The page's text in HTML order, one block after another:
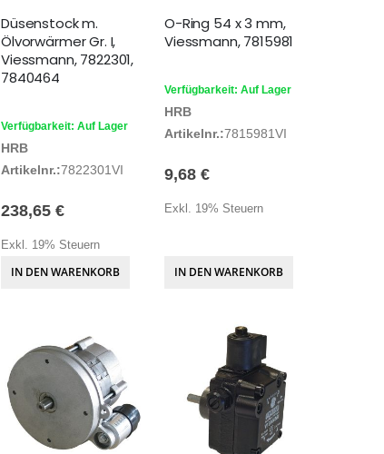
Düsenstock m.
Ölvorwärmer Gr. I,
Viessmann, 7822301,
7840464
Verfügbarkeit: Auf Lager
HRB
Artikelnr.:7822301VI
238,65 €
Exkl. 19% Steuern
IN DEN WARENKORB
O-Ring 54 x 3 mm,
Viessmann, 7815981
Verfügbarkeit: Auf Lager
HRB
Artikelnr.:7815981VI
9,68 €
Exkl. 19% Steuern
IN DEN WARENKORB